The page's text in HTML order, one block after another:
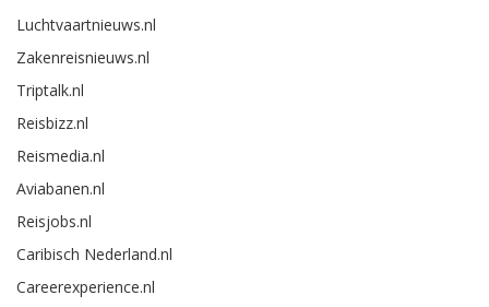
Luchtvaartnieuws.nl
Zakenreisnieuws.nl
Triptalk.nl
Reisbizz.nl
Reismedia.nl
Aviabanen.nl
Reisjobs.nl
Caribisch Nederland.nl
Careerexperience.nl